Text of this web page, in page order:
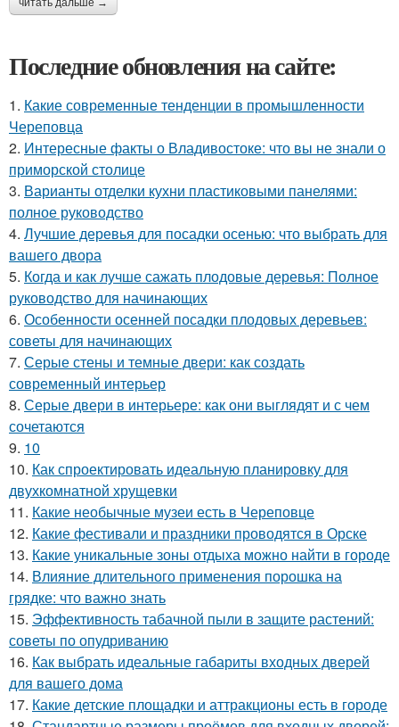
читать дальше →
Последние обновления на сайте:
1. Какие современные тенденции в промышленности
Череповца
2. Интересные факты о Владивостоке: что вы не знали о
приморской столице
3. Варианты отделки кухни пластиковыми панелями:
полное руководство
4. Лучшие деревья для посадки осенью: что выбрать для
вашего двора
5. Когда и как лучше сажать плодовые деревья: Полное
руководство для начинающих
6. Особенности осенней посадки плодовых деревьев:
советы для начинающих
7. Серые стены и темные двери: как создать
современный интерьер
8. Серые двери в интерьере: как они выглядят и с чем
сочетаются
9. 10
10. Как спроектировать идеальную планировку для
двухкомнатной хрущевки
11. Какие необычные музеи есть в Череповце
12. Какие фестивали и праздники проводятся в Орске
13. Какие уникальные зоны отдыха можно найти в городе
14. Влияние длительного применения порошка на
грядке: что важно знать
15. Эффективность табачной пыли в защите растений:
советы по опудриванию
16. Как выбрать идеальные габариты входных дверей
для вашего дома
17. Какие детские площадки и аттракционы есть в городе